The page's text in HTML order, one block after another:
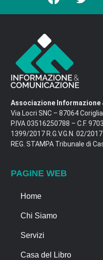
Associazione Informazione
Via Locri SNC – 87064
P.IVA 03516250788 – C.F.
1399/2017 R.G.V.G.N. 02/2017
REG. STAMPA Tribunale di
PAGINE WEB
Home
Chi Siamo
Servizi
Casa del Libro